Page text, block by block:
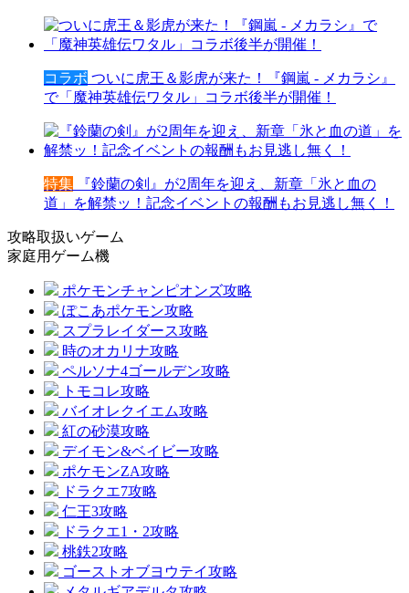
コラボ ついに虎王＆影虎が来た！『鋼嵐 - メカラシ』
で「魔神英雄伝ワタル」コラボ後半が開催！
特集 『鈴蘭の剣』が2周年を迎え、新章「氷と血の
道」を解禁ッ！記念イベントの報酬もお見逃し無く！
攻略取扱いゲーム
家庭用ゲーム機
ポケモンチャンピオンズ攻略
ぽこあポケモン攻略
スプラレイダース攻略
時のオカリナ攻略
ペルソナ4ゴールデン攻略
トモコレ攻略
バイオレクイエム攻略
紅の砂漠攻略
デイモン&ベイビー攻略
ポケモンZA攻略
ドラクエ7攻略
仁王3攻略
ドラクエ1・2攻略
桃鉄2攻略
ゴーストオブヨウテイ攻略